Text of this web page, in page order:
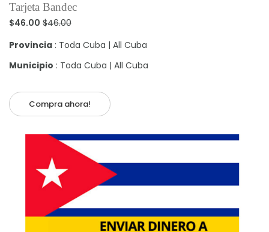
Tarjeta Bandec
$46.00 $46.00
Provincia : Toda Cuba | All Cuba
Municipio : Toda Cuba | All Cuba
Compra ahora!